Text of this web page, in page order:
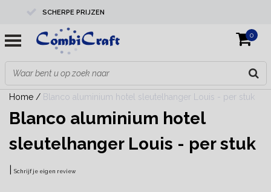
SCHERPE PRIJZEN
PROFESSIONELE KWALITEIT
EXPERTS IN MAATWERK
0
Home / Blanco aluminium hotel sleutelhanger Louis - per stuk
Blanco aluminium hotel
sleutelhanger Louis - per stuk
Schrijf je eigen review